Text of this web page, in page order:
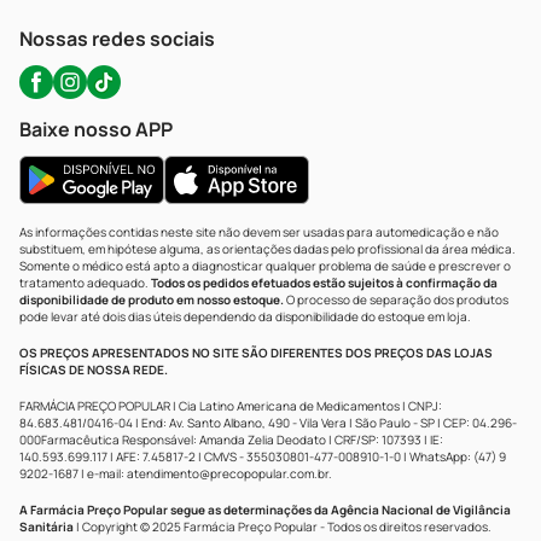
Nossas redes sociais
Baixe nosso APP
As informações contidas neste site não devem ser usadas para automedicação e não
substituem, em hipótese alguma, as orientações dadas pelo profissional da área médica.
Somente o médico está apto a diagnosticar qualquer problema de saúde e prescrever o
tratamento adequado. Todos os pedidos efetuados estão sujeitos à confirmação da
disponibilidade de produto em nosso estoque.O processo de separação dos produtos
pode levar até dois dias úteis dependendo da disponibilidade do estoque em loja.
OS PREÇOS APRESENTADOS NO SITE SÃO DIFERENTES DOS PREÇOS DAS LOJAS
FÍSICAS DE NOSSA REDE.
FARMÁCIA PREÇO POPULAR | Cia Latino Americana de Medicamentos | CNPJ:
84.683.481/0416-04 | End: Av. Santo Albano, 490 - Vila Vera | São Paulo - SP | CEP: 04.296-
000Farmacêutica Responsável: Amanda Zelia Deodato | CRF/SP: 107393 | IE:
140.593.699.117 | AFE: 7.45817-2 | CMVS - 355030801-477-008910-1-0 | WhatsApp: (47) 9
9202-1687 | e-mail: atendimento@precopopular.com.br.
A Farmácia Preço Popular segue as determinações da Agência Nacional de Vigilância
Sanitária | Copyright © 2025 Farmácia Preço Popular - Todos os direitos reservados.